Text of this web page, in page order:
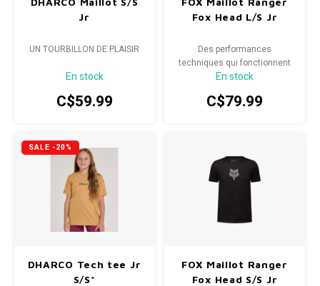
Jr
UN TOURBILLON DE PLAISIR
En stock
C$59.99
Fox Head L/S Jr
Des performances
techniques qui fonctionnent
sur et hors du vélo
En stock
C$79.99
SALE -20%
DHARCO Tech tee Jr
S/S*
FOX Maillot Ranger
Fox Head S/S Jr